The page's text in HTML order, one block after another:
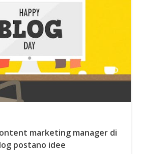
marketing manager di
postano idee